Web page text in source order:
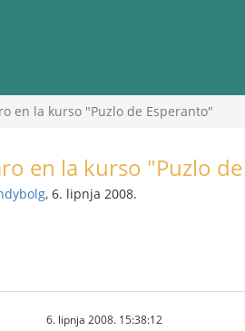
en la kurso "Puzlo de Esperanto"
en la kurso "Puzlo
, 6. lipnja 2008.
6. lipnja 2008. 15:38:12